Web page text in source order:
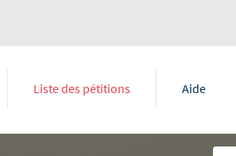
Liste des pétitions Aide